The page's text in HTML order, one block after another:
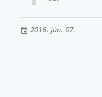
2016. jún. 07.